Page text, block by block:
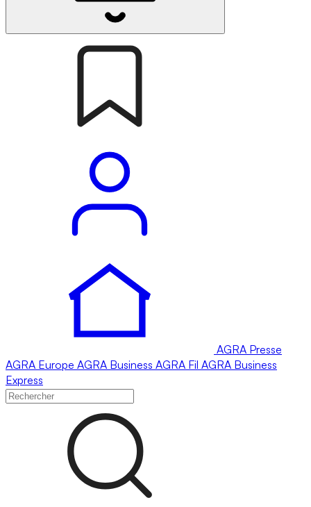
AGRA Presse
AGRA Europe AGRA Business AGRA Fil AGRA Business
Express